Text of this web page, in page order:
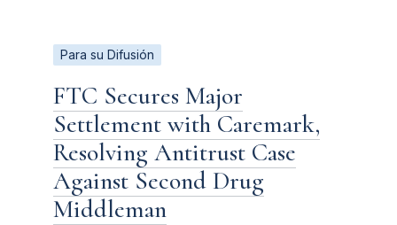
Para su Difusión
FTC Secures Major
Settlement with Caremark,
Resolving Antitrust Case
Against Second Drug
Middleman